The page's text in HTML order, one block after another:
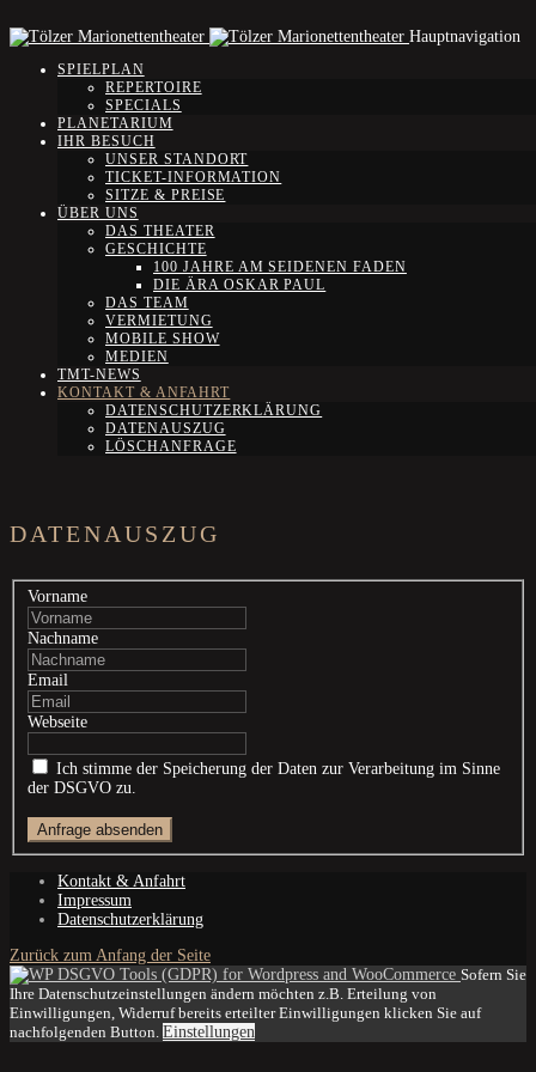
Hauptnavigation
SPIELPLAN
REPERTOIRE
SPECIALS
PLANETARIUM
IHR BESUCH
UNSER STANDORT
TICKET-INFORMATION
SITZE & PREISE
ÜBER UNS
DAS THEATER
GESCHICHTE
100 JAHRE AM SEIDENEN FADEN
DIE ÄRA OSKAR PAUL
DAS TEAM
VERMIETUNG
MOBILE SHOW
MEDIEN
TMT-NEWS
KONTAKT & ANFAHRT
DATENSCHUTZERKLÄRUNG
DATENAUSZUG
LÖSCHANFRAGE
DATENAUSZUG
Vorname
Nachname
Email
Webseite
Ich stimme der Speicherung der Daten zur Verarbeitung im Sinne
der DSGVO zu.
Kontakt & Anfahrt
Impressum
Datenschutzerklärung
Zurück zum Anfang der Seite
Sofern Sie
Ihre Datenschutzeinstellungen ändern möchten z.B. Erteilung von
Einwilligungen, Widerruf bereits erteilter Einwilligungen klicken Sie auf
nachfolgenden Button. Einstellungen